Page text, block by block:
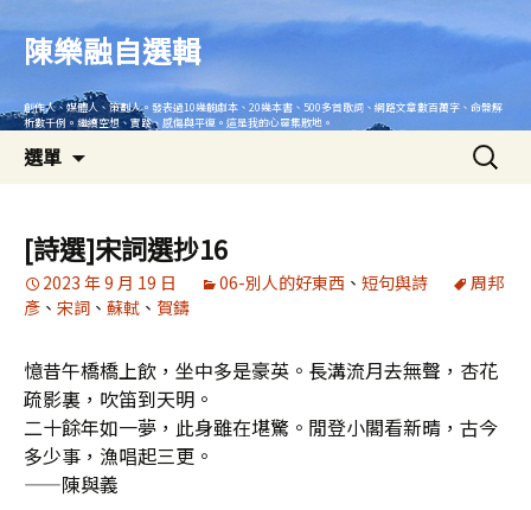
內
陳樂融自選輯
創作人、媒體人、策劃人。發表過10幾齣劇本、20幾本書、500多首歌詞、網路文章數百萬字、命盤解
析數千例。繼續空想、實踐、感傷與平復。這是我的心靈集散地。
選單
搜
尋
[詩選]宋詞選抄16
2023 年 9 月 19 日 06-別人的好東西 、 短句與詩
周邦
彥 、 宋詞 、 蘇軾 、 賀鑄
憶昔午橋橋上飲，坐中多是豪英。長溝流月去無聲，杏花
疏影裏，吹笛到天明。
二十餘年如一夢，此身雖在堪驚。閒登小閣看新晴，古今
多少事，漁唱起三更。
——陳與義